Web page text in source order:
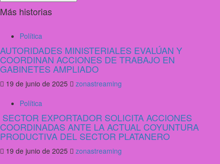
Más historias
Política
AUTORIDADES MINISTERIALES EVALÚAN Y
COORDINAN ACCIONES DE TRABAJO EN
GABINETES AMPLIADO
19 de junio de 2025
zonastreaming
Política
SECTOR EXPORTADOR SOLICITA ACCIONES
COORDINADAS ANTE LA ACTUAL COYUNTURA
PRODUCTIVA DEL SECTOR PLATANERO
19 de junio de 2025
zonastreaming